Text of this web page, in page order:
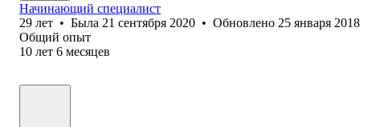
Начинающий специалист
29 лет • Была 21 сентября 2020 • Обновлено 25 января 2018
Общий опыт
10 лет 6 месяцев